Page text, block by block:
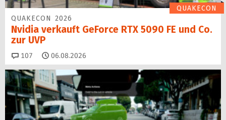
QUAKECON
QUAKECON 2026
Nvidia verkauft GeForce RTX 5090 FE und Co.
zur UVP
107 Kommentare
06.08.2026